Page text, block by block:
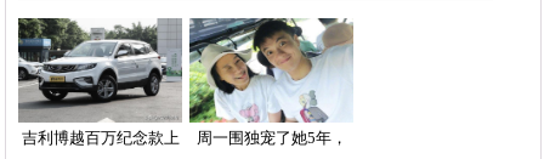
吉利博越百万纪念款上
周一围独宠了她5年，